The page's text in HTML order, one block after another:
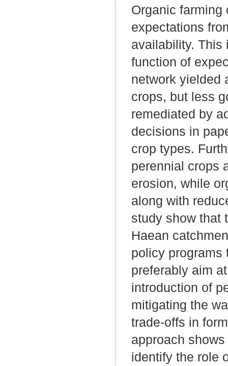
Organic farming
expectations
availability. This
function of
network yielded
crops, but less
remediated by
decisions in
crop types.
perennial crops
erosion, while
along with
study show that
Haean
policy programs
preferably aim
introduction of
mitigating the
trade-offs in
approach
identify the role